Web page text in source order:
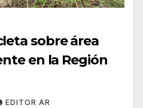
sobre área
en la Región
EDITOR AR